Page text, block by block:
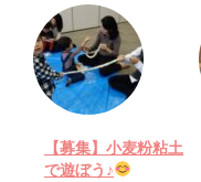
【募集】小麦粉粘土
で遊ぼう♪